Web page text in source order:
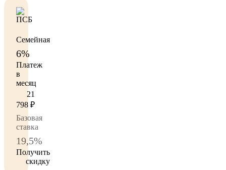
Семейная
6%
Платеж
в
месяц
21
798 ₽
Базовая
ставка
19,5%
Получить
скидку